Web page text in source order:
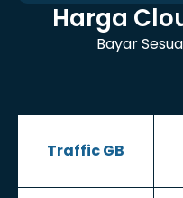
Harga
Bayar
Traffic GB